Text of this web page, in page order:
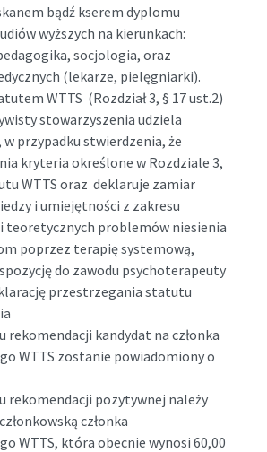
bądź kserem dyplomu
wyższych na kierunkach:
socjologia, oraz
(lekarze, pielęgniarki).
WTTS (Rozdział 3, § 17 ust.2)
stowarzyszenia udziela
przypadku stwierdzenia, że
kryteria określone w Rozdziale 3,
WTTS oraz deklaruje zamiar
i umiejętności z zakresu
teoretycznych problemów niesienia
poprzez terapię systemową,
do zawodu psychoterapeuty
przestrzegania statutu
rekomendacji kandydat na członka
WTTS zostanie powiadomiony o
rekomendacji pozytywnej należy
członka
WTTS, która obecnie wynosi 60,00